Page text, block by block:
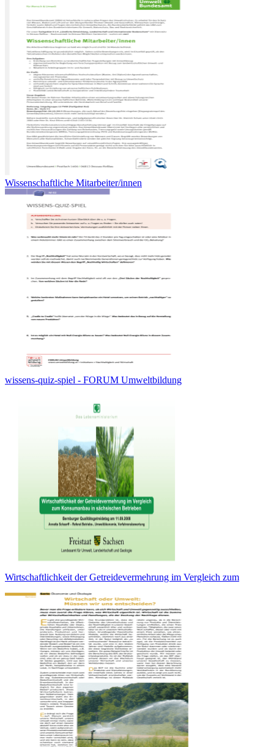
Wissenschaftliche Mitarbeiter/innen
wissens-quiz-spiel - FORUM Umweltbildung
Wirtschaftlichkeit der Getreidevermehrung im Vergleich zum